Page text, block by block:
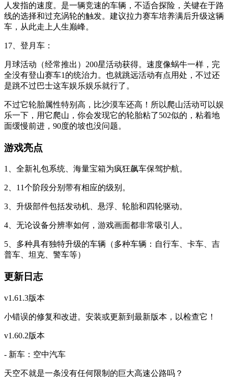
人发指的速度。是一辆竞速的车辆，不适合探险，关键在于路
线的选择和过充涡轮的触发。建议拉力赛车培养满后升级这辆
车，从此走上人生巅峰。
17、登月车：
月球活动（经常推出）200星活动获得。速度像蜗牛一样，完
全没有登山赛车1的统治力。也就跳远活动有点用处，不过还
是跳不过巴士这车娱乐娱乐就行了。
不过它轮胎属性特别高，比沙漠车还高！所以爬山活动可以娱
乐一下，用它爬山，你会发现它的轮胎粘了502似的，粘着地
面缓慢前进，90度的坡也没问题。
游戏亮点
1、全新礼包系统、海量宝箱为疯狂飙车保驾护航。
2、11个阶段分别带有相应的级别。
3、升级部件包括发动机、悬浮、轮胎和四轮驱动。
4、无论设备分辨率如何，游戏画面都非常吸引人。
5、多种具有独特升级的车辆（多种车辆：自行车、卡车、吉
普车、坦克、警车等）
更新日志
v1.61.3版本
小错误的修复和改进。安装或更新到最新版本，以检查它！
v1.60.2版本
- 新车：空中汽车
天空不就是一条没有任何限制的巨大高速公路吗？